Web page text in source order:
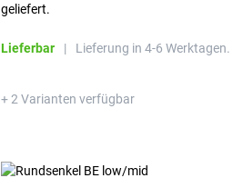
geliefert.
Lieferbar | Lieferung in 4-6 Werktagen.
+ 2 Varianten verfügbar